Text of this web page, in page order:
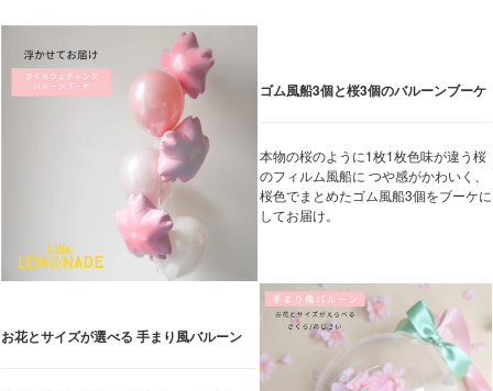
ゴム風船3個と桜3個のバルーンブーケ
本物の桜のように1枚1枚色味が違う桜
のフィルム風船に つや感がかわいく、
桜色でまとめたゴム風船3個をブーケに
してお届け。
お花とサイズが選べる 手まり風バルーン